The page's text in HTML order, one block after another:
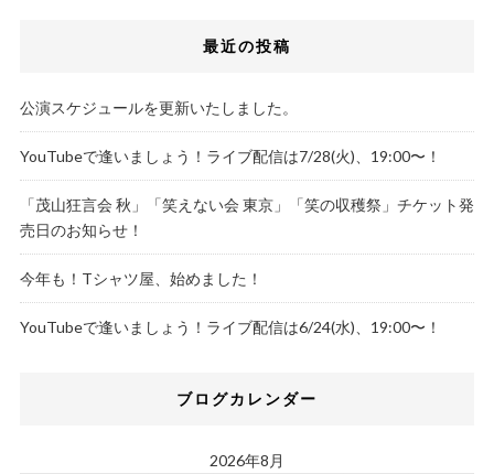
最近の投稿
公演スケジュールを更新いたしました。
YouTubeで逢いましょう！ライブ配信は7/28(火)、19:00〜！
「茂山狂言会 秋」「笑えない会 東京」「笑の収穫祭」チケット発
売日のお知らせ！
今年も！Tシャツ屋、始めました！
YouTubeで逢いましょう！ライブ配信は6/24(水)、19:00〜！
ブログカレンダー
2026年8月